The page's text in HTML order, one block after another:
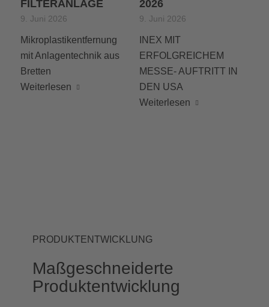
FILTERANLAGE
9. Juni 2026
Mikroplastikentfernung
mit Anlagentechnik aus
Bretten
Weiterlesen
2026
9. Juni 2026
INEX MIT
ERFOLGREICHEM
MESSE- AUFTRITT IN
DEN USA
Weiterlesen
PRODUKTENTWICKLUNG
Maßgeschneiderte
Produktentwicklung